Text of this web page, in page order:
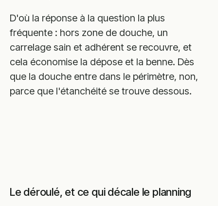
D'où la réponse à la question la plus
fréquente : hors zone de douche, un
carrelage sain et adhérent se recouvre, et
cela économise la dépose et la benne. Dès
que la douche entre dans le périmètre, non,
parce que l'étanchéité se trouve dessous.
Le déroulé, et ce qui décale le planning